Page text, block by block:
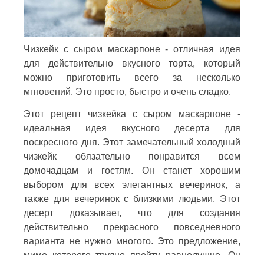
Чизкейк с сыром маскарпоне - отличная идея
для действительно вкусного торта, который
можно приготовить всего за несколько
мгновений. Это просто, быстро и очень сладко.
Этот рецепт чизкейка с сыром маскарпоне -
идеальная идея вкусного десерта для
воскресного дня. Этот замечательный холодный
чизкейк обязательно понравится всем
домочадцам и гостям. Он станет хорошим
выбором для всех элегантных вечеринок, а
также для вечеринок с близкими людьми. Этот
десерт доказывает, что для создания
действительно прекрасного повседневного
варианта не нужно многого. Это предложение,